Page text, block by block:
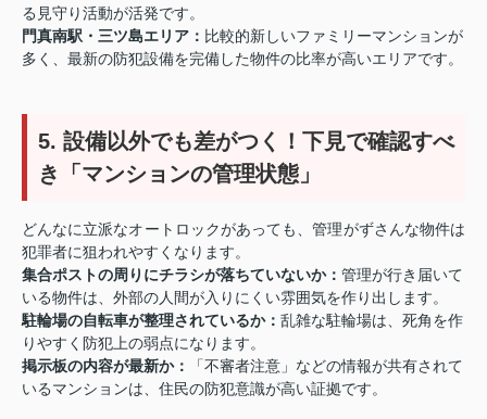
る見守り活動が活発です。
門真南駅・三ツ島エリア： 比較的新しいファミリーマンションが
多く、最新の防犯設備を完備した物件の比率が高いエリアです。
5. 設備以外でも差がつく！下見で確認すべ
き「マンションの管理状態」
どんなに立派なオートロックがあっても、管理がずさんな物件は
犯罪者に狙われやすくなります。
集合ポストの周りにチラシが落ちていないか： 管理が行き届いて
いる物件は、外部の人間が入りにくい雰囲気を作り出します。
駐輪場の自転車が整理されているか： 乱雑な駐輪場は、死角を作
りやすく防犯上の弱点になります。
掲示板の内容が最新か：
「不審者注意」などの情報が共有されて
いるマンションは、住民の防犯意識が高い証拠です。